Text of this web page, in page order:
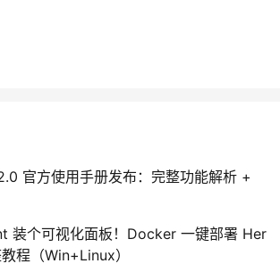
官方使用手册发布：完整功能解析 +
装个可视化面板！Docker 一键部署 Her
程（Win+Linux）